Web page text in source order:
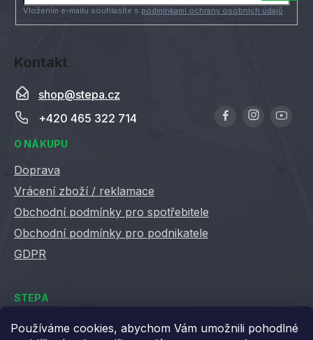
Používáme cookies, abychom Vám umožnili pohodlné
Kontakt
shop@stepa.cz
+420 465 322 714
O NÁKUPU
Doprava
Vrácení zboží / reklamace
Obchodní podmínky pro spotřebitele
Obchodní podmínky pro podnikatele
GDPR
STEPA
Kontakty
Vložením e-mailu souhlasíte s podmínkami ochrany osobních údajů